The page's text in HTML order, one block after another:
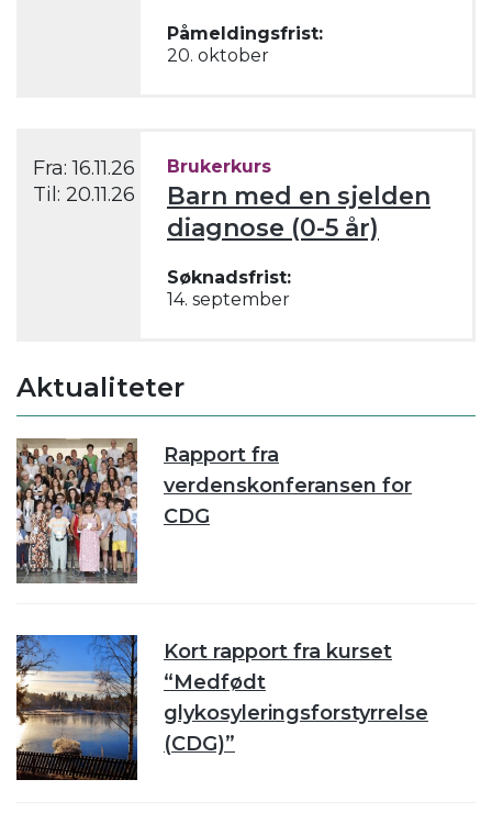
Påmeldingsfrist:
20. oktober
Fra:16.11.26
Til: 20.11.26
Brukerkurs
Barn med en sjelden
diagnose (0-5 år)
Søknadsfrist:
14. september
Aktualiteter
Rapport fra
verdenskonferansen for
CDG
Kort rapport fra kurset
“Medfødt
glykosyleringsforstyrrelse
(CDG)”